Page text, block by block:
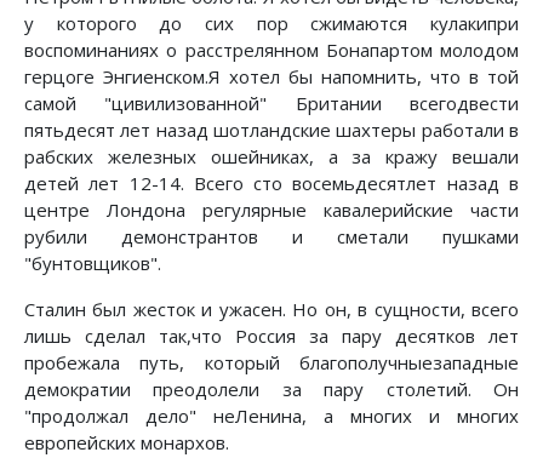
у которого до сих пор сжимаются кулакипри
воспоминаниях о расстрелянном Бонапартом молодом
герцоге Энгиенском.Я хотел бы напомнить, что в той
самой "цивилизованной" Британии всегодвести
пятьдесят лет назад шотландские шахтеры работали в
рабских железных ошейниках, а за кражу вешали
детей лет 12-14. Всего сто восемьдесятлет назад в
центре Лондона регулярные кавалерийские части
рубили демонстрантов и сметали пушками
"бунтовщиков".
Сталин был жесток и ужасен. Но он, в сущности, всего
лишь сделал так,что Россия за пару десятков лет
пробежала путь, который благополучныезападные
демократии преодолели за пару столетий. Он
"продолжал дело" неЛенина, а многих и многих
европейских монархов.